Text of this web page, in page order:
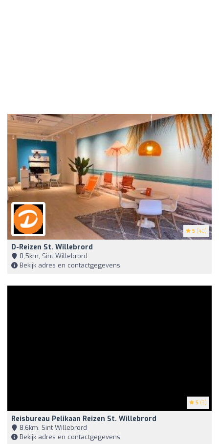
5 (40)
D-Reizen St. Willebrord
8,5km, Sint Willebrord
Bekijk adres en contactgegevens
5 (3)
Reisbureau Pelikaan Reizen St. Willebrord
8,6km, Sint Willebrord
Bekijk adres en contactgegevens